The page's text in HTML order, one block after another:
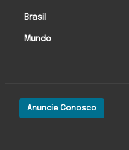
Anuncie Conosco
Brasil
Mundo